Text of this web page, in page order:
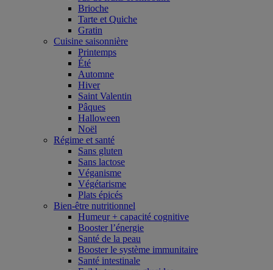
Brioche
Tarte et Quiche
Gratin
Cuisine saisonnière
Printemps
Été
Automne
Hiver
Saint Valentin
Pâques
Halloween
Noël
Régime et santé
Sans gluten
Sans lactose
Véganisme
Végétarisme
Plats épicés
Bien-être nutritionnel
Humeur + capacité cognitive
Booster l’énergie
Santé de la peau
Booster le système immunitaire
Santé intestinale